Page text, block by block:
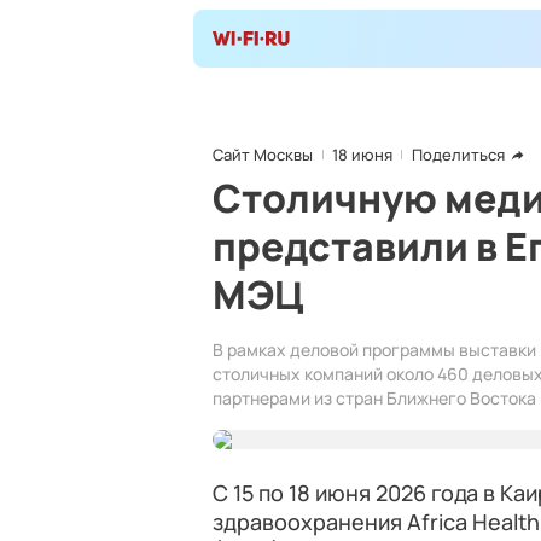
Сайт Москвы 18 июня Поделиться
Столичную
представили в
МЭЦ
В рамках деловой программы
столичных компаний около 460
партнерами из стран Ближнего
С 15 по 18 июня 2026 года в
здравоохранения Africa